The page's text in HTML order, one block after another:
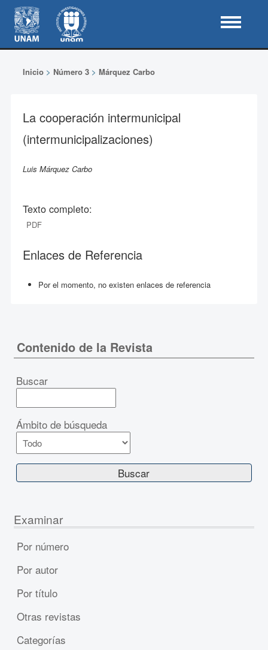
Inicio> Número 3> Márquez Carbo
La cooperación intermunicipal
(intermunicipalizaciones)
Luis Márquez Carbo
Texto completo:
PDF
Enlaces de Referencia
Por el momento, no existen enlaces de referencia
Contenido de la Revista
Buscar
Ámbito de búsqueda
Examinar
Por número
Por autor
Por título
Otras revistas
Categorías